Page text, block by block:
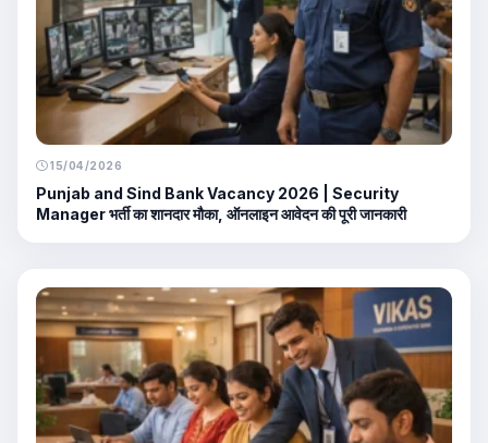
15/04/2026
Punjab and Sind Bank Vacancy 2026 | Security
Manager भर्ती का शानदार मौका, ऑनलाइन आवेदन की पूरी जानकारी